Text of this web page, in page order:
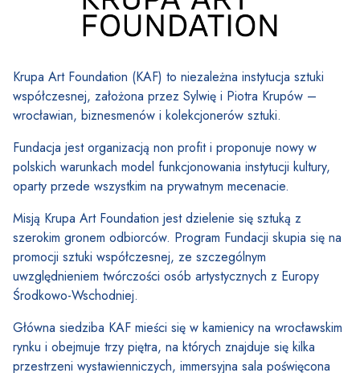
Krupa Art Foundation (KAF) to niezależna instytucja sztuki
współczesnej, założona przez Sylwię i Piotra Krupów –
wrocławian, biznesmenów i kolekcjonerów sztuki.
Fundacja jest organizacją non profit i proponuje nowy w
polskich warunkach model funkcjonowania instytucji kultury,
oparty przede wszystkim na prywatnym mecenacie.
Misją Krupa Art Foundation jest dzielenie się sztuką z
szerokim gronem odbiorców. Program Fundacji skupia się na
promocji sztuki współczesnej, ze szczególnym
uwzględnieniem twórczości osób artystycznych z Europy
Środkowo-Wschodniej.
Główna siedziba KAF mieści się w kamienicy na wrocławskim
rynku i obejmuje trzy piętra, na których znajduje się kilka
przestrzeni wystawienniczych, immersyjna sala poświęcona